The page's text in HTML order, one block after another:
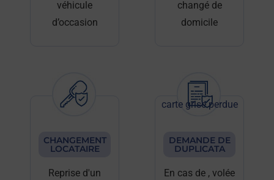
véhicule
d’occasion
changé de
domicile
CHANGEMENT
LOCATAIRE
Reprise d'un
DEMANDE DE
DUPLICATA
En cas de
carte grise perdue
, volée